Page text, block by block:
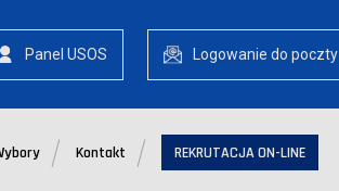
Panel USOS Logowanie do poczty
Kontakt REKRUTACJA ON-LINE